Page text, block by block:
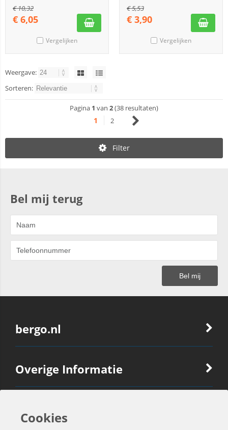
€10,32
€ 6,05
Vergelijken
€5,53
€ 3,90
Vergelijken
Weergave:
Sorteren:
Pagina 1 van 2(38 resultaten)
1 2
Filter
Bel mij terug
bergo.nl
Overige Informatie
Ook Interessant
Cookies